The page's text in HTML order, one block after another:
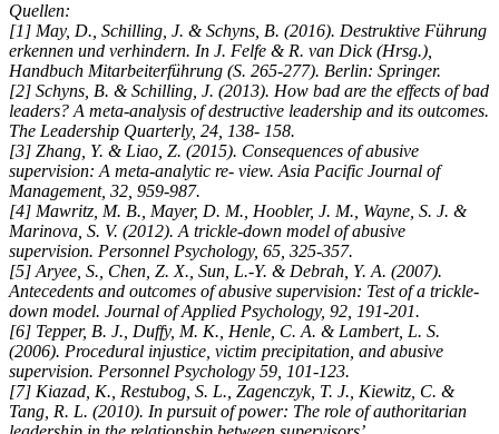
Quellen:
[1] May, D., Schilling, J. & Schyns, B. (2016). Destruktive Führung
erkennen und verhindern. In J. Felfe & R. van Dick (Hrsg.),
Handbuch Mitarbeiterführung (S. 265-277). Berlin: Springer.
[2] Schyns, B. & Schilling, J. (2013). How bad are the effects of bad
leaders? A meta-analysis of destructive leadership and its outcomes.
The Leadership Quarterly, 24, 138- 158.
[3] Zhang, Y. & Liao, Z. (2015). Consequences of abusive
supervision: A meta-analytic re- view. Asia Pacific Journal of
Management, 32, 959-987.
[4] Mawritz, M. B., Mayer, D. M., Hoobler, J. M., Wayne, S. J. &
Marinova, S. V. (2012). A trickle-down model of abusive
supervision. Personnel Psychology, 65, 325-357.
[5] Aryee, S., Chen, Z. X., Sun, L.-Y. & Debrah, Y. A. (2007).
Antecedents and outcomes of abusive supervision: Test of a trickle-
down model. Journal of Applied Psychology, 92, 191-201.
[6] Tepper, B. J., Duffy, M. K., Henle, C. A. & Lambert, L. S.
(2006). Procedural injustice, victim precipitation, and abusive
supervision. Personnel Psychology 59, 101-123.
[7] Kiazad, K., Restubog, S. L., Zagenczyk, T. J., Kiewitz, C. &
Tang, R. L. (2010). In pursuit of power: The role of authoritarian